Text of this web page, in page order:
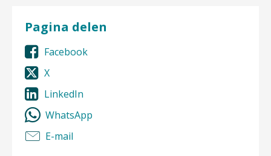
Pagina delen
Facebook
X
LinkedIn
WhatsApp
E-mail